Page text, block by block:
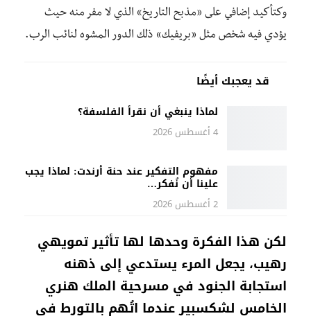
وكتأكيد إضافي على «مذبح التاريخ» الذي لا مفر منه حيث
يؤدي فيه شخص مثل «بريفيك» ذلك الدور المشوه لنائب الرب.
قد يعجبك أيضًا
لماذا ينبغي أن نقرأ الفلسفة؟
4 أغسطس 2026
مفهوم التفكير عند حنة أرندت: لماذا يجب
علينا أن نُفكر…
2 أغسطس 2026
لكن هذا الفكرة وحدها لها تأثير تمويهي
رهيب، يجعل المرء يستدعي إلى ذهنه
استجابة الجنود في مسرحية الملك هنري
الخامس لشكسبير عندما اتُهم بالتورط في